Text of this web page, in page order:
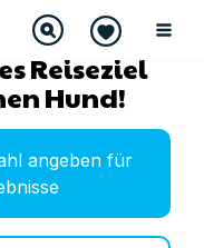
Reiseziel
Hund!
angeben für